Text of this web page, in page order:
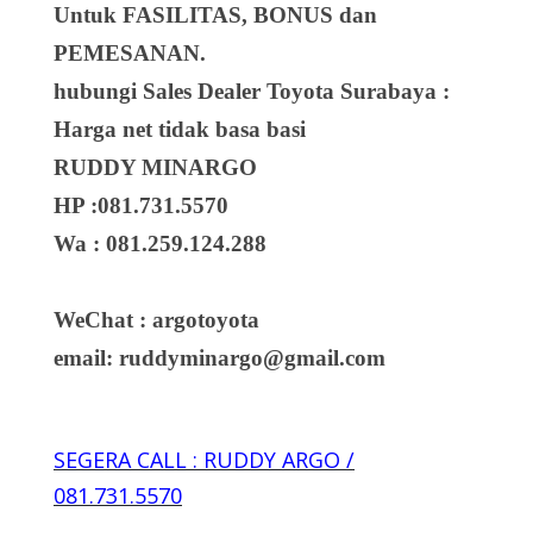
Untuk FASILITAS, BONUS dan
PEMESANAN.
hubungi Sales Dealer Toyota Surabaya :
Harga net tidak basa basi
RUDDY MINARGO
HP :081.731.5570
Wa : 081.259.124.288
WeChat : argotoyota
email: ruddyminargo@gmail.com
SEGERA CALL : RUDDY ARGO /
081.731.5570